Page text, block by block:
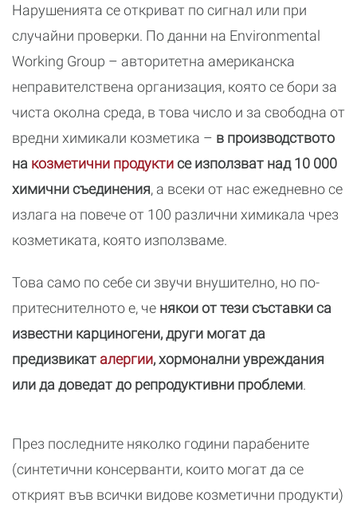
Нарушенията се откриват по сигнал или при
случайни проверки. По данни на Environmental
Working Group – авторитетна американска
неправителствена организация, която се бори за
чиста околна среда, в това число и за свободна от
вредни химикали козметика – в производството
на козметични продуктисе използват над 10 000
химични съединения, а всеки от нас ежедневно се
излага на повече от 100 различни химикала чрез
козметиката, която използваме.
Това само по себе си звучи внушително, но по-
притеснителното е, че някои от тези съставки са
известни карциногени, други могат да
предизвикат алергии, хормонални увреждания
или да доведат до репродуктивни проблеми.
През последните няколко години парабените
(синтетични консерванти, които могат да се
открият във всички видове козметични продукти)